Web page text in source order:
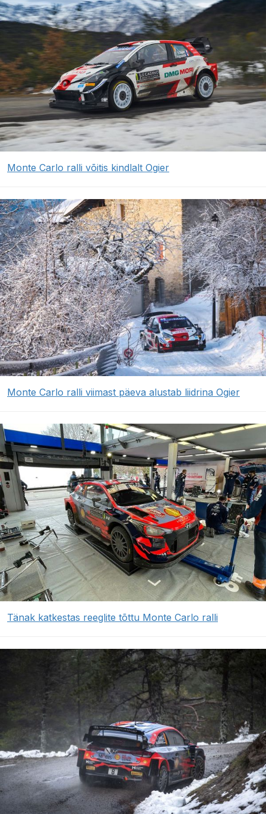
Monte Carlo ralli võitis kindlalt Ogier
Monte Carlo ralli viimast päeva alustab liidrina Ogier
Tänak katkestas reeglite tõttu Monte Carlo ralli